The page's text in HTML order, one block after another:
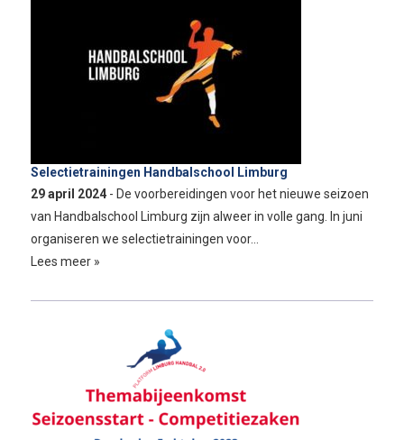
Selectietrainingen Handbalschool Limburg
29 april 2024 - De voorbereidingen voor het nieuwe seizoen
van Handbalschool Limburg zijn alweer in volle gang. In juni
organiseren we selectietrainingen voor…
Lees meer »